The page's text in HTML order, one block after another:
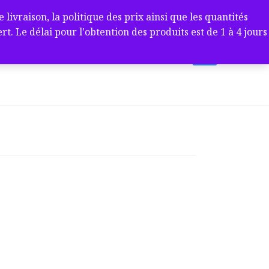
livraison, la politique des prix ainsi que les quantités
Le délai pour l'obtention des produits est de 1 à 4 jours